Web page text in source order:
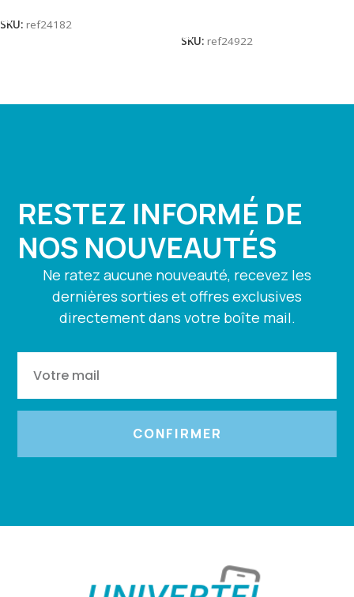
SKU: ref24182
SKU: ref24922
RESTEZ INFORMÉ DE
NOS NOUVEAUTÉS
Ne ratez aucune nouveauté, recevez les
dernières sorties et offres exclusives
directement dans votre boîte mail.
CONFIRMER